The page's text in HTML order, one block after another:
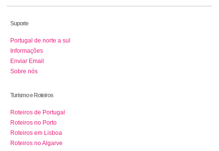
Suporte
Portugal de norte a sul
Informações
Enviar Email
Sobre nós
Turismo e Roteiros
Roteiros de Portugal
Roteiros no Porto
Roteiros em Lisboa
Roteiros no Algarve